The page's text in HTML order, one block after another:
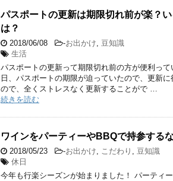
パスポートの更新は期限切れ前が楽？
は？
2018/06/08 -お出かけ, 豆知識
生活
パスポートの更新って期限切れ前の方が便利っ
日、パスポートの期限が迫っていたので、更新
ので、全くストレスなく更新することがで …
続きを読む
ワインをパーティーやBBQで持参する
2018/05/23 -お出かけ, こだわり , 豆知識
休日
今年も行楽シーズンが始まりました！ パーティ